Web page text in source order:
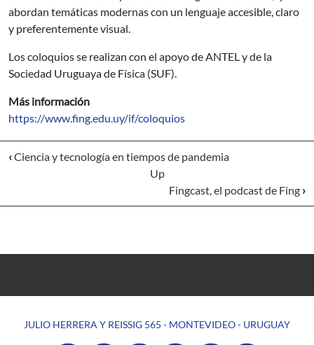
abordan temáticas modernas con un lenguaje accesible, claro
y preferentemente visual.
Los coloquios se realizan con el apoyo de ANTEL y de la
Sociedad Uruguaya de Física (SUF).
Más información
https://www.fing.edu.uy/if/coloquios
‹Ciencia y tecnología en tiempos de pandemia
Up
Fingcast, el podcast de Fing ›
JULIO HERRERA Y REISSIG 565 - MONTEVIDEO - URUGUAY